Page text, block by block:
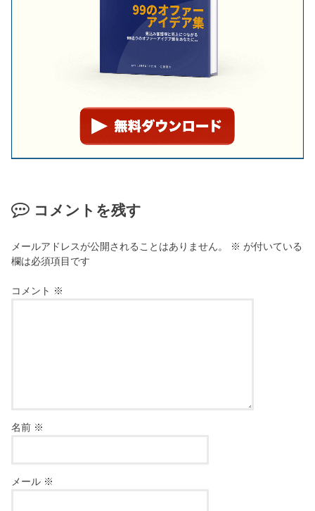
コメントを残す
メールアドレスが公開されることはありません。 ※ が付いている
欄は必須項目です
コメント ※
名前 ※
メール ※